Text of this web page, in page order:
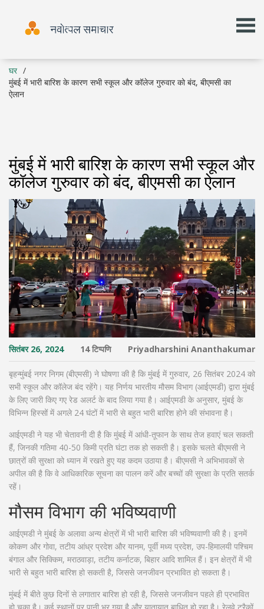
घर
मुंबई में भारी बारिश के कारण सभी स्कूल और कॉलेज गुरुवार को बंद, बीएमसी का
ऐलान
मुंबई में भारी बारिश के कारण सभी स्कूल और
कॉलेज गुरुवार को बंद, बीएमसी का ऐलान
सितंबर 26, 2024 14 टिप्पणि Priyadharshini Ananthakumar
बृहन्मुंबई नगर निगम (बीएमसी) ने घोषणा की है कि मुंबई में गुरुवार, 26 सितंबर 2024 को
सभी स्कूल और कॉलेज बंद रहेंगे। यह निर्णय भारतीय मौसम विभाग (आईएमडी) द्वारा मुंबई
के लिए जारी किए गए रेड अलर्ट के बाद लिया गया है। आईएमडी के अनुसार, मुंबई के
विभिन्न हिस्सों में अगले 24 घंटों में भारी से बहुत भारी बारिश होने की संभावना है।
आईएमडी ने यह भी चेतावनी दी है कि मुंबई में आंधी-तूफान के साथ तेज हवाएं चल सकती
हैं, जिनकी गतिमा 40-50 किमी प्रति घंटा तक हो सकती है। इसके चलते बीएमसी ने
छात्रों की सुरक्षा को ध्यान में रखते हुए यह कदम उठाया है। बीएमसी ने अभिभावकों से
अपील की है कि वे आधिकारिक सूचना का पालन करें और बच्चों की सुरक्षा के प्रति सतर्क
रहें।
मौसम विभाग की भविष्यवाणी
आईएमडी ने मुंबई के अलावा अन्य क्षेत्रों में भी भारी बारिश की भविष्यवाणी की है। इनमें
कोकण और गोवा, तटीय आंध्र प्रदेश और यानम, पूर्वी मध्य प्रदेश, उप-हिमालयी पश्चिम
बंगाल और सिक्किम, मराठवाड़ा, तटीय कर्नाटक, बिहार आदि शामिल हैं। इन क्षेत्रों में भी
भारी से बहुत भारी बारिश हो सकती है, जिससे जनजीवन प्रभावित हो सकता है।
मुंबई में बीते कुछ दिनों से लगातार बारिश हो रही है, जिससे जनजीवन पहले ही प्रभावित